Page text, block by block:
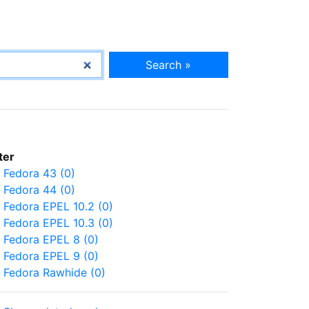
Search »
Fedora 43 (0)
Fedora 44 (0)
Fedora EPEL 10.2 (0)
Fedora EPEL 10.3 (0)
Fedora EPEL 8 (0)
Fedora EPEL 9 (0)
Fedora Rawhide (0)